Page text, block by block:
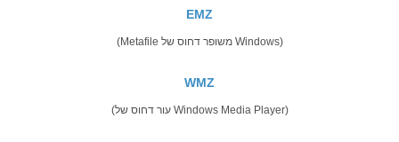
EMZ
(Metafile משופר דחוס של Windows)
WMZ
(עור דחוס של Windows Media Player)